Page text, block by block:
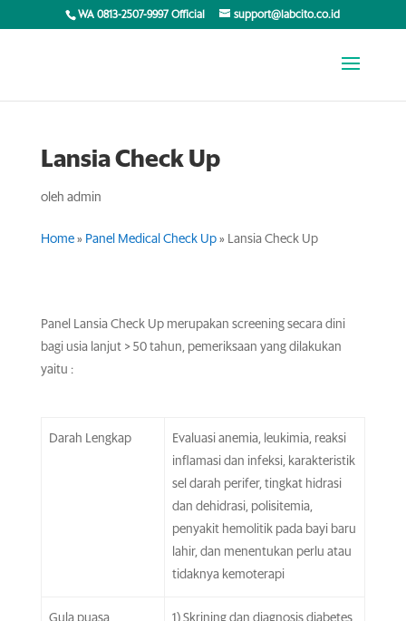
WA 0813-2507-9997 Official support@labcito.co.id
Lansia Check Up
oleh admin
Home» Panel Medical Check Up» Lansia Check Up
Panel Lansia Check Up merupakan screening secara dini
bagi usia lanjut > 50 tahun, pemeriksaan yang dilakukan
yaitu :
Darah Lengkap
Evaluasi anemia, leukimia, reaksi
inflamasi dan infeksi, karakteristik
sel darah perifer, tingkat hidrasi
dan dehidrasi, polisitemia,
penyakit hemolitik pada bayi baru
lahir, dan menentukan perlu atau
tidaknya kemoterapi
Gula puasa
1) Skrining dan diagnosis diabetes